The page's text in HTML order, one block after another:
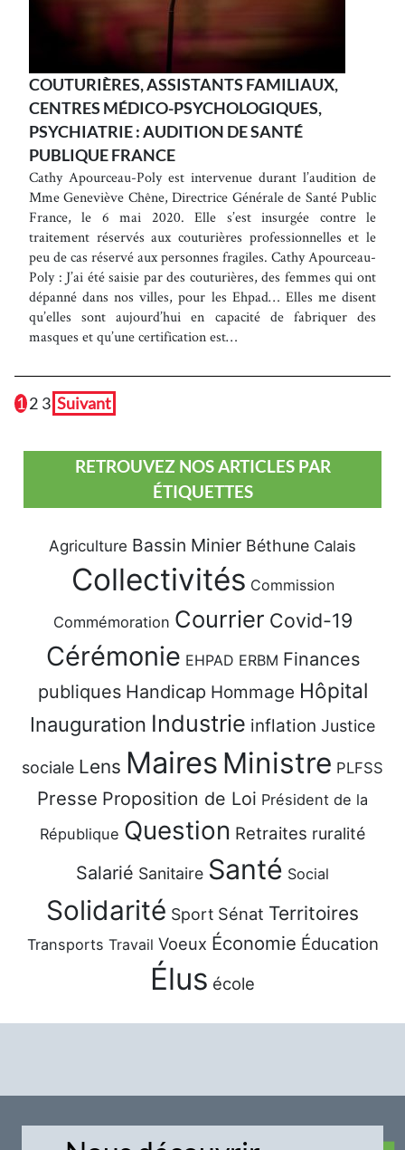
COUTURIÈRES, ASSISTANTS FAMILIAUX,
CENTRES MÉDICO-PSYCHOLOGIQUES,
PSYCHIATRIE : AUDITION DE SANTÉ
PUBLIQUE FRANCE
Cathy Apourceau-Poly est intervenue durant l’audition de
Mme Geneviève Chêne, Directrice Générale de Santé Public
France, le 6 mai 2020. Elle s’est insurgée contre le
traitement réservés aux couturières professionnelles et le
peu de cas réservé aux personnes fragiles. Cathy Apourceau-
Poly : J’ai été saisie par des couturières, des femmes qui ont
dépanné dans nos villes, pour les Ehpad… Elles me disent
qu’elles sont aujourd’hui en capacité de fabriquer des
masques et qu’une certification est…
1 2 3 Suivant
RETROUVEZ NOS ARTICLES PAR
ÉTIQUETTES
Agriculture Bassin Minier Béthune Calais
Collectivités Commission
Commémoration Courrier Covid-19
Cérémonie EHPAD ERBM Finances
publiques Handicap Hommage Hôpital
Inauguration Industrie inflation Justice
sociale Lens Maires Ministre PLFSS
Presse Proposition de Loi Président de la
République Question Retraites ruralité
Salarié Sanitaire Santé Social
Solidarité Sport Sénat Territoires
Transports Travail Voeux Économie Éducation
Élus école